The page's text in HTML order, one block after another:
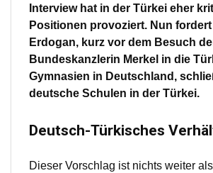
Interview hat in der Türkei eher
Positionen provoziert. Nun
Erdogan, kurz vor dem Besuch
Bundeskanzlerin Merkel in die
Gymnasien in Deutschland,
deutsche Schulen in der Türkei.
Deutsch-Türkisches
Dieser Vorschlag ist nichts weiter